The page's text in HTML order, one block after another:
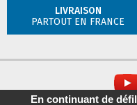
LIVRAISON
PARTOUT EN FRANCE
En continuant de